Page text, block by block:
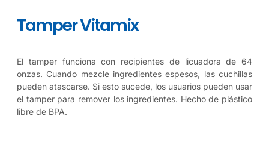
Tamper Vitamix
El tamper funciona con recipientes de licuadora de 64
onzas. Cuando mezcle ingredientes espesos, las cuchillas
pueden atascarse. Si esto sucede, los usuarios pueden usar
el tamper para remover los ingredientes. Hecho de plástico
libre de BPA.